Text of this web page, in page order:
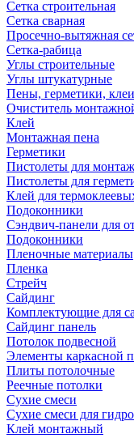
Сетка строительная
Сетка сварная
Просечно-вытяжная
Сетка-рабица
Углы строительные
Углы штукатурные
Пены, герметики, клеи
Очиститель
Клей
Монтажная пена
Герметики
Пистолеты для
Пистолеты для
Клей для
Подоконники
Сэндвич-панели для
Подоконники
Пленочные материалы
Пленка
Стрейч
Сайдинг
Комплектующие для
Сайдинг панель
Потолок подвесной
Элементы каркасной
Плиты потолочные
Реечные потолки
Сухие смеси
Сухие смеси для
Клей монтажный